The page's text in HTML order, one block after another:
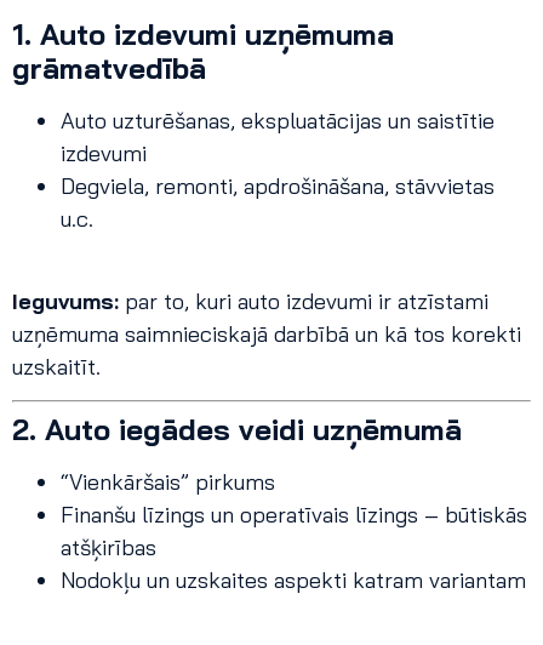
1. Auto izdevumi uzņēmuma
grāmatvedībā
Auto uzturēšanas, ekspluatācijas un saistītie
izdevumi
Degviela, remonti, apdrošināšana, stāvvietas
u.c.
Ieguvums: par to, kuri auto izdevumi ir atzīstami
uzņēmuma saimnieciskajā darbībā un kā tos korekti
uzskaitīt.
2. Auto iegādes veidi uzņēmumā
“Vienkāršais” pirkums
Finanšu līzings un operatīvais līzings – būtiskās
atšķirības
Nodokļu un uzskaites aspekti katram variantam